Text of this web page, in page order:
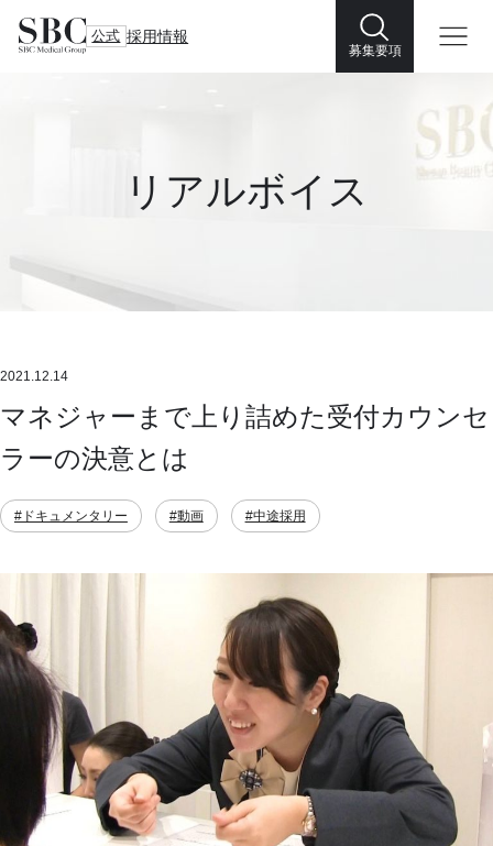
公式 採用情報
募集要項
リアルボイス
2021.12.14
マネジャーまで上り詰めた受付カウンセ
ラーの決意とは
#ドキュメンタリー #動画 #中途採用